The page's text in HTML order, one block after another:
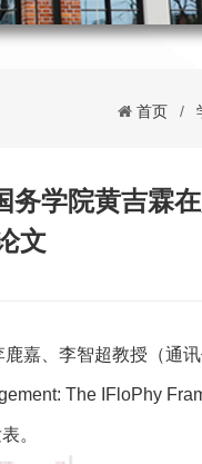
首页 /
学院黄吉霖
文
嘉、李智超教授（通
The IFloPhy
。